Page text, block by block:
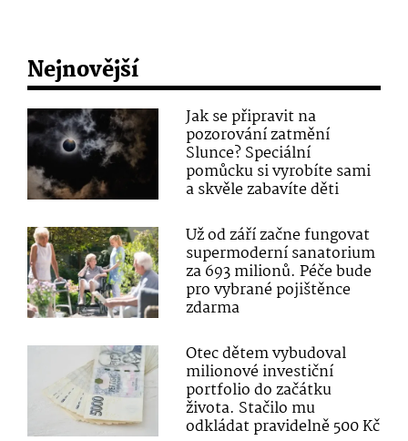
Nejnovější
Jak se připravit na
pozorování zatmění
Slunce? Speciální
pomůcku si vyrobíte sami
a skvěle zabavíte děti
Už od září začne fungovat
supermoderní sanatorium
za 693 milionů. Péče bude
pro vybrané pojištěnce
zdarma
Otec dětem vybudoval
milionové investiční
portfolio do začátku
života. Stačilo mu
odkládat pravidelně 500 Kč